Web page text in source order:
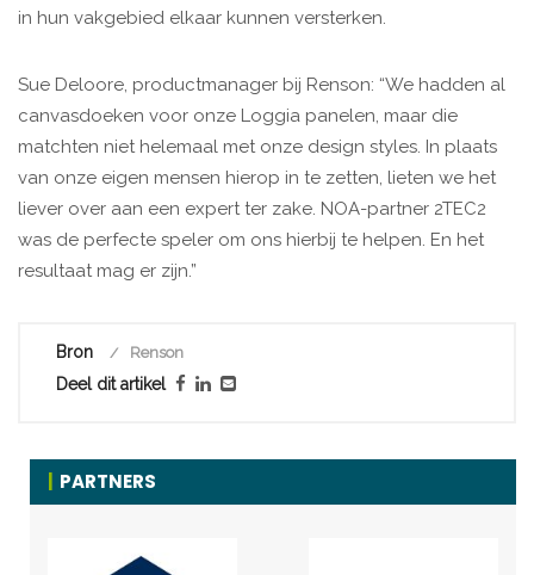
in hun vakgebied elkaar kunnen versterken.
Sue Deloore, productmanager bij Renson: “We hadden al
canvasdoeken voor onze Loggia panelen, maar die
matchten niet helemaal met onze design styles. In plaats
van onze eigen mensen hierop in te zetten, lieten we het
liever over aan een expert ter zake. NOA-partner 2TEC2
was de perfecte speler om ons hierbij te helpen. En het
resultaat mag er zijn.”
Bron Renson
Deel dit artikel
PARTNERS